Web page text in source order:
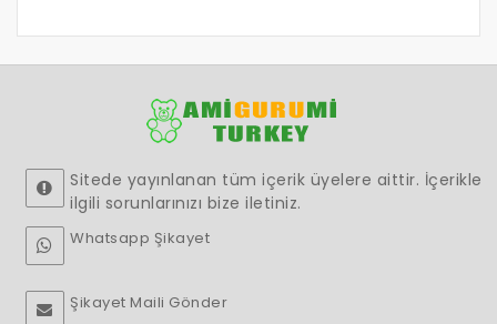
Sitede yayınlanan tüm içerik üyelere aittir. İçerikle
ilgili sorunlarınızı bize iletiniz.
Whatsapp Şikayet
Şikayet Maili Gönder